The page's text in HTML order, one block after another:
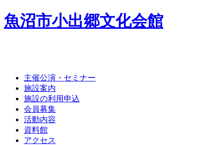
魚沼市小出郷文化会館
主催公演・セミナー
施設案内
施設の利用申込
会員募集
活動内容
資料館
アクセス